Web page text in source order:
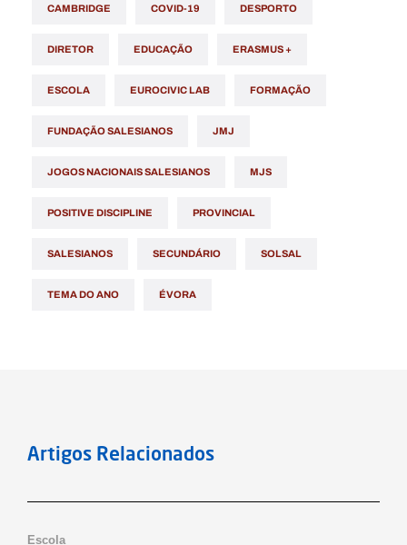
CAMBRIDGE COVID-19 DESPORTO
DIRETOR EDUCAÇÃO ERASMUS +
ESCOLA EUROCIVIC LAB FORMAÇÃO
FUNDAÇÃO SALESIANOS JMJ
JOGOS NACIONAIS SALESIANOS MJS
POSITIVE DISCIPLINE PROVINCIAL
SALESIANOS SECUNDÁRIO SOLSAL
TEMA DO ANO ÉVORA
Artigos Relacionados
Escola